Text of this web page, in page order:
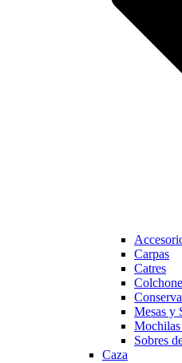
Carpas
Catres
Mesas y
Sobres
Caza